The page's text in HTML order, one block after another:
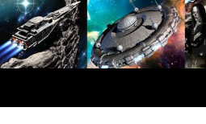
Zum
Inhalt
springen